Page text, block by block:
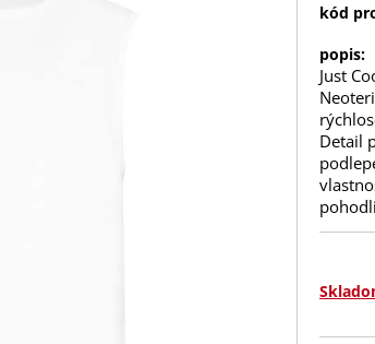
kód
popis:
Just
Detail